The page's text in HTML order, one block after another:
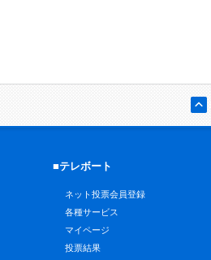
■テレボート
ネット投票会員登録
各種サービス
マイページ
投票結果